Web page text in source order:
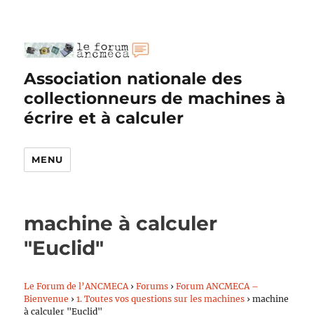
Association nationale des
collectionneurs de machines à
écrire et à calculer
MENU
machine à calculer
"Euclid"
Le Forum de l’ANCMECA › Forums › Forum ANCMECA –
Bienvenue › 1. Toutes vos questions sur les machines › machine
à calculer "Euclid"